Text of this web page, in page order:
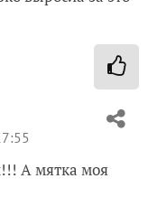
А мятка моя